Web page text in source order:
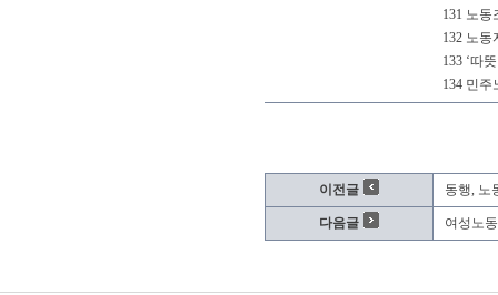
131 노
132 노동
133 ‘따
134 민
이전글 동행, 노
다음글 여성노